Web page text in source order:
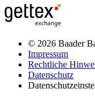
© 2026 Baader
Impressum
Rechtliche
Datenschutz